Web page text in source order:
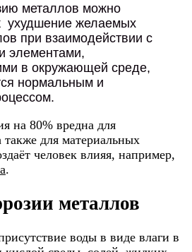
металлов можно
ухудшение желаемых
при взаимодействии с
элементами,
в окружающей среде,
нормальным и
на 80% вредна для
для материальных
человек влияя, например,
.
металлов
воды в виде влаги в